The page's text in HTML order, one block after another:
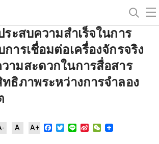
ระสบความสำเร็จในการ
ารเชื่อมต่อเครื่องจักรจริง
ามสะดวกในการสื่อสาร
ธิภาพระหว่างการจำลอง
A A+ Facebook
Twitter
Line Sina WeChat